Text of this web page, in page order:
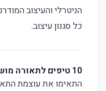
הניטרלי והעיצוב
כל סגנון עיצוב.
10 טיפים לתאורה מושלמת בבית
התאימו את עוצמת